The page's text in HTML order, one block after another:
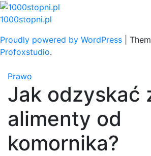
Skip
to
1000stopni.pl
Proudly powered by WordPress
Profoxstudio.
Prawo
Jak odzyskać
alimenty od
komornika?